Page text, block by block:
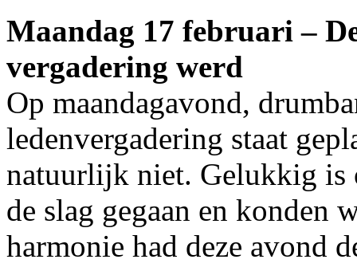
Maandag 17 februari –
vergadering werd
Op maandagavond,
ledenvergadering staat
natuurlijk niet. Gelukkig is
de slag gegaan en konden
harmonie had deze avond